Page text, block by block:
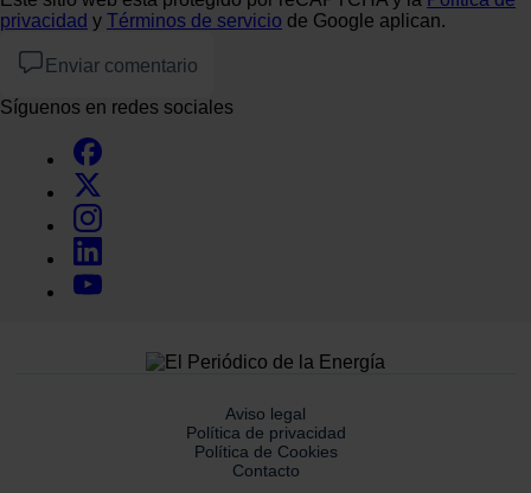
privacidad y Términos de servicio de Google aplican.
Enviar comentario
Síguenos en redes sociales
Aviso legal
Política de privacidad
Política de Cookies
Contacto